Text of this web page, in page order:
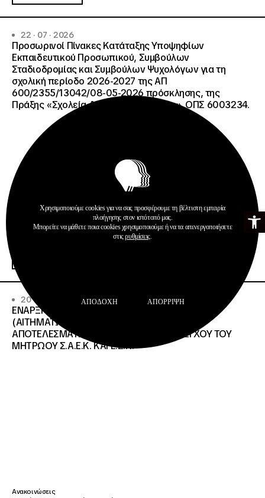
Ανοίξτε
22 · 07 · 2026
Προσωρινοί Πίνακες Κατάταξης Υποψηφίων
Εκπαιδευτικού Προσωπικού, Συμβούλων
Σταδιοδρομίας και Συμβούλων Ψυχολόγων για τη
σχολική περίοδο 2026-2027 της ΑΠ
600/2355/13042/08-05-2026 πρόσκλησης, της
Πράξης «Σχολεία Δεύτερης Ευκαιρίας», ΟΠΣ 6003234.
Ανακοινώσεις
20 · 07 · 2026
ΕΝΑΡΞΗ ΔΙΑΔΙΚΑΣΙΑΣ ΥΠΟΒΟΛΗΣ ΕΝΣΤΑΣΕΩΝ
(ΑΙΤΗΜΑΤΩΝ ΕΠΑΝΕΛΕΓΧΟΥ) ΕΠΙ ΤΩΝ
ΑΠΟΤΕΛΕΣΜΑΤΩΝ ΤΟΥ ΔΙΟΙΚΗΤΙΚΟΥ ΕΛΕΓΧΟΥ ΤΟΥ
ΜΗΤΡΩΟΥ Σ.Α.Ε.Κ. ΚΑΙ Ε.Σ.Κ.»
Ανακοινώσεις
Χρησιμοποιούμε cookies για να σας προσφέρουμε τη βέλτιστη εμπειρία
πλοήγησης στον ιστότοπό μας.
Μπορείτε να μάθετε ποια cookies χρησιμοποιούμε ή να τα απενεργοποιήσετε
στιςρυθμίσεις.
ΑΠΟΔΟΧΉ ΑΠΌΡΡΙΨΗ